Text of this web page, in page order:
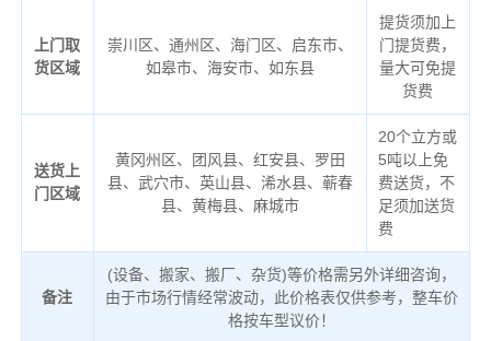
上门取
货区域
崇川区、通州区、海门区、启东市、
如皋市、海安市、如东县
提货须加上
门提货费，
量大可免提
货费
送货上
门区域
黄冈州区、团风县、红安县、罗田
县、武穴市、英山县、浠水县、蕲春
县、黄梅县、麻城市
20个立方或
5吨以上免
费送货，不
足须加送货
费
备注
(设备、搬家、搬厂、杂货)等价格需另外详细咨询，
由于市场行情经常波动，此价格表仅供参考，整车价
格按车型议价！